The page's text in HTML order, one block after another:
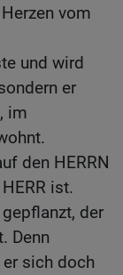
vom
und wird
er
im
den HERRN
ist.
der
Denn
sich doch